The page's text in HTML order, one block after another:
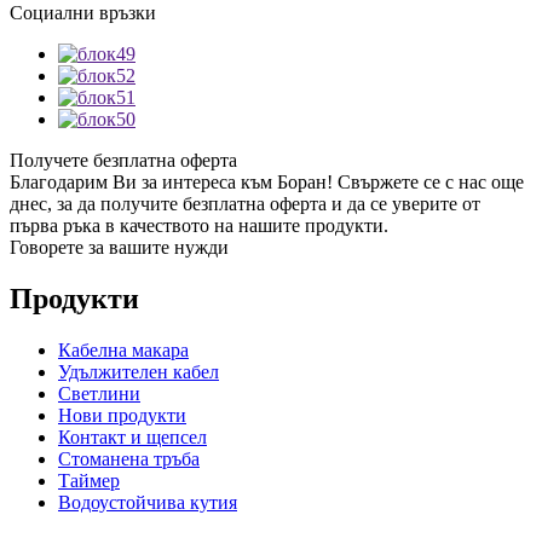
Социални връзки
Получете безплатна оферта
Благодарим Ви за интереса към Боран! Свържете се с нас още
днес, за да получите безплатна оферта и да се уверите от
първа ръка в качеството на нашите продукти.
Говорете за вашите нужди
Продукти
Кабелна макара
Удължителен кабел
Светлини
Нови продукти
Контакт и щепсел
Стоманена тръба
Таймер
Водоустойчива кутия